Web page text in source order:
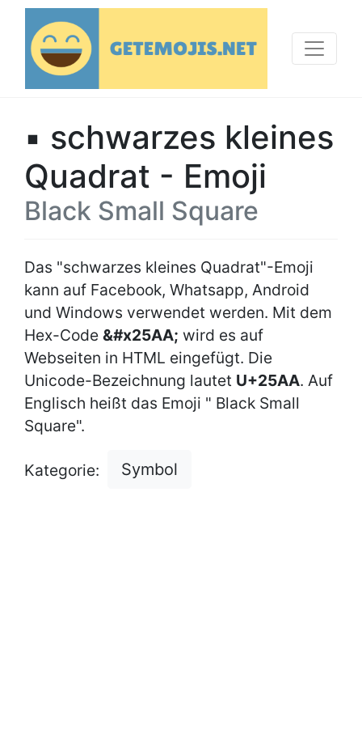
▪ schwarzes kleines
Quadrat - Emoji
Black Small Square
Das "schwarzes kleines Quadrat"-Emoji
kann auf Facebook, Whatsapp, Android
und Windows verwendet werden. Mit dem
Hex-Code &#x25AA; wird es auf
Webseiten in HTML eingefügt. Die
Unicode-Bezeichnung lautet U+25AA. Auf
Englisch heißt das Emoji " Black Small
Square".
Kategorie: Symbol